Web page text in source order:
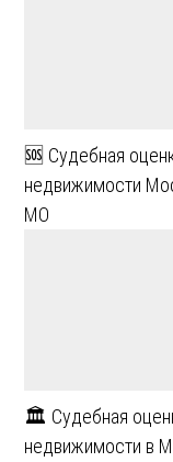
🆘 Судебная
недвижимости
МО
🏛️ Судебная
недвижимости в